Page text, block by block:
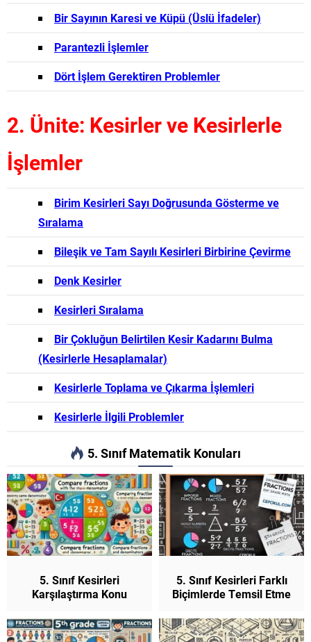
Bir Sayının Karesi ve Küpü (Üslü İfadeler)
Parantezli İşlemler
Dört İşlem Gerektiren Problemler
2. Ünite: Kesirler ve Kesirlerle
İşlemler
Birim Kesirleri Sayı Doğrusunda Gösterme ve
Sıralama
Bileşik ve Tam Sayılı Kesirleri Birbirine Çevirme
Denk Kesirler
Kesirleri Sıralama
Bir Çokluğun Belirtilen Kesir Kadarını Bulma
(Kesirlerle Hesaplamalar)
Kesirlerle Toplama ve Çıkarma İşlemleri
Kesirlerle İlgili Problemler
5. Sınıf Matematik Konuları
5. Sınıf Kesirleri
Karşılaştırma Konu
5. Sınıf Kesirleri Farklı
Biçimlerde Temsil Etme
Müfredat)